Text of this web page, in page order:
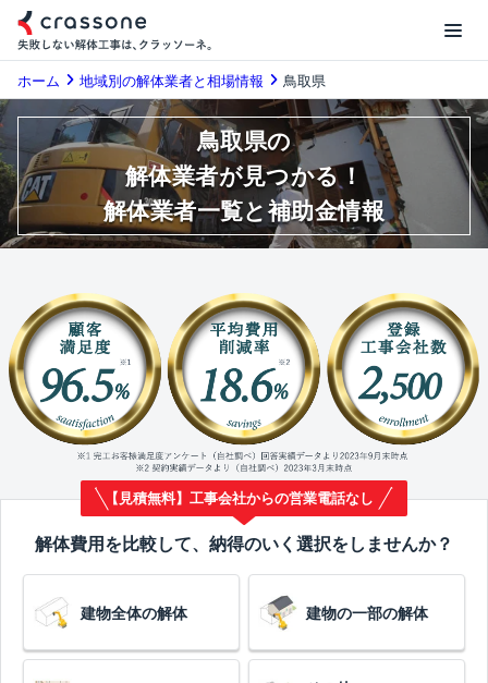
ホーム 地域別の解体業者と相場情報 鳥取県
鳥取県の
解体業者が見つかる！
解体業者一覧と補助金情報
【見積無料】工事会社からの営業電話なし
解体費用を比較して、納得のいく選択をしませんか？
建物全体の解体 建物の一部の解体